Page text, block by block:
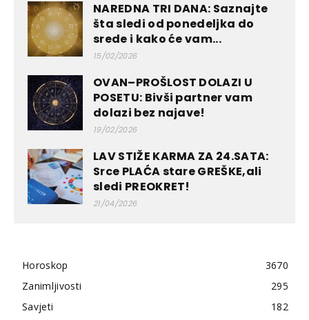
NAREDNA TRI DANA: Saznajte
šta sledi od ponedeljka do
srede i kako će vam...
15/02/2026
OVAN–PROŠLOST DOLAZI U
POSETU: Bivši partner vam
dolazi bez najave!
19/02/2026
LAV STIŽE KARMA ZA 24.SATA:
Srce PLAĆA stare GREŠKE,ali
sledi PREOKRET!
21/04/2026
Horoskop
3670
Zanimljivosti
295
Savjeti
182